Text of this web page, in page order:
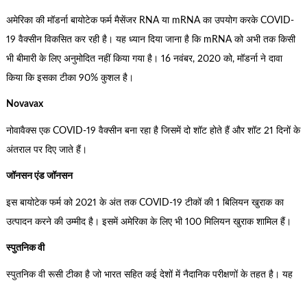
अमेरिका की मॉडर्ना बायोटेक फर्म मैसेंजर RNA या mRNA का उपयोग करके COVID-
19 वैक्सीन विकसित कर रही है। यह ध्यान दिया जाना है कि mRNA को अभी तक किसी
भी बीमारी के लिए अनुमोदित नहीं किया गया है। 16 नवंबर, 2020 को, मॉडर्ना ने दावा
किया कि इसका टीका 90% कुशल है।
Novavax
नोवावैक्स एक COVID-19 वैक्सीन बना रहा है जिसमें दो शॉट होते हैं और शॉट 21 दिनों के
अंतराल पर दिए जाते हैं।
जॉनसन एंड जॉनसन
इस बायोटेक फर्म को 2021 के अंत तक COVID-19 टीकों की 1 बिलियन खुराक का
उत्पादन करने की उम्मीद है। इसमें अमेरिका के लिए भी 100 मिलियन खुराक शामिल हैं।
स्पुतनिक वी
स्पुतनिक वी रूसी टीका है जो भारत सहित कई देशों में नैदानिक ​​परीक्षणों के तहत है। यह